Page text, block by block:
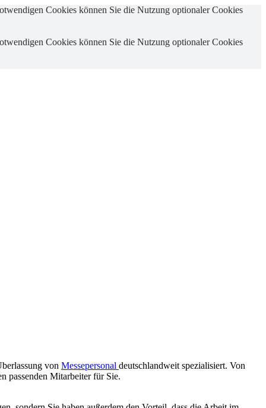
Cookies können Sie die Nutzung optionaler Cookies
Cookies können Sie die Nutzung optionaler Cookies
von Messepersonal deutschlandweit spezialisiert. Von
passenden Mitarbeiter für Sie.